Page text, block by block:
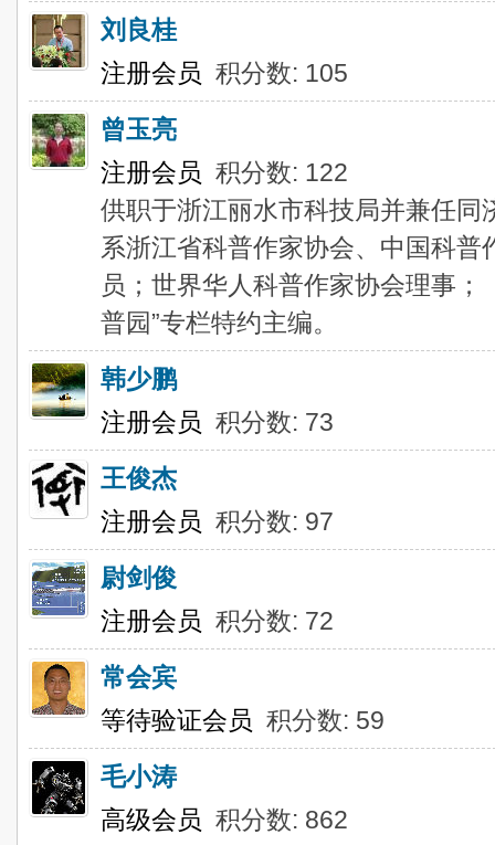
刘良桂
注册会员 积分数: 105
曾玉亮
注册会员 积分数: 122
供职于浙江丽水市科技局并兼任
系浙江省科普作家协会、中国科
员；世界华人科普作家协会理事；
普园”专栏特约主编。
韩少鹏
注册会员 积分数: 73
王俊杰
注册会员 积分数: 97
尉剑俊
注册会员 积分数: 72
常会宾
等待验证会员 积分数: 59
毛小涛
高级会员 积分数: 862